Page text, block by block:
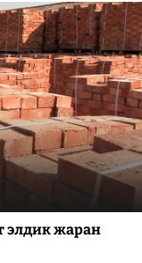
элдик жаран